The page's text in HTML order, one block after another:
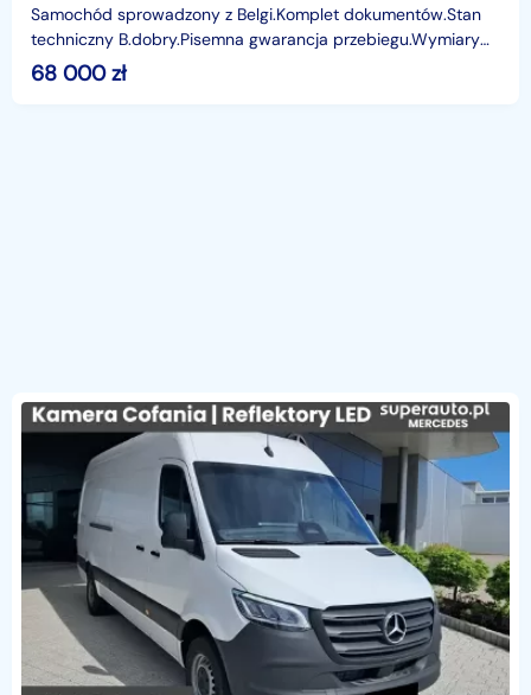
Samochód sprowadzony z Belgi.Komplet dokumentów.Stan
techniczny B.dobry.Pisemna gwarancja przebiegu.Wymiary
skrzyni 3.42x2.03cm
68 000zł